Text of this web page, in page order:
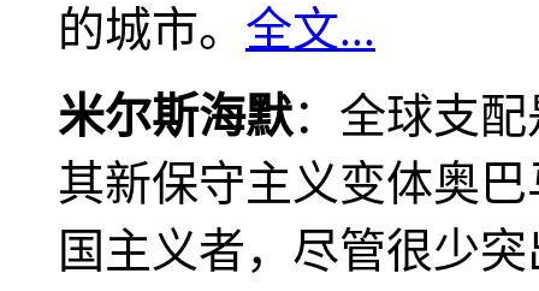
的城市。 全文...
米尔斯海默：全球支
其新保守主义变体奥
国主义者，尽管很少